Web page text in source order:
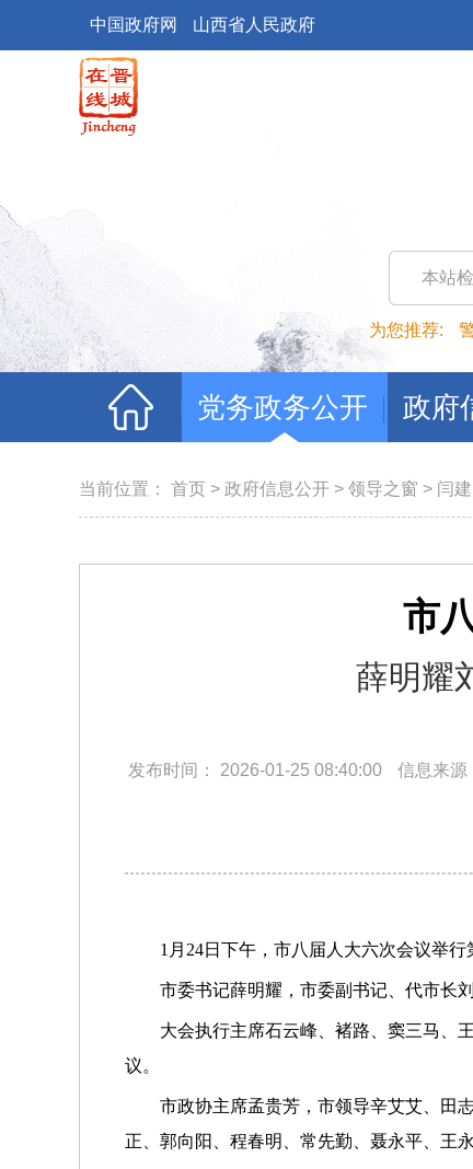
中国政府网 山西省人民政府
本站
为您推荐:
党务政务公开 政府
当前位置： 首页 > 政府信息公开 > 领导之窗 > 闫
市
薛明耀
发布时间： 2026-01-25 08:40:00 信息来源
1月24日下午，市八届人大六次会议举
市委书记薛明耀，市委副书记、代市长
大会执行主席石云峰、褚路、窦三马、
议。
市政协主席孟贵芳，市领导辛艾艾、田
正、郭向阳、程春明、常先勤、聂永平、王